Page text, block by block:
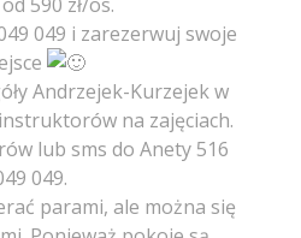
049 i zarezerwuj swoje
Andrzejek-Kurzejek w
na zajęciach.
lub sms do Anety 516
049.
parami, ale można się